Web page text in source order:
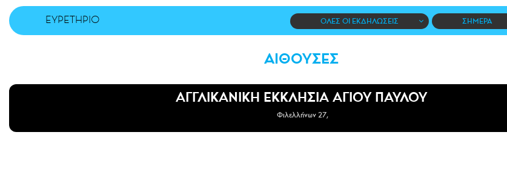
ΕΥΡΕΤΗΡΙΟ ΟΛΕΣ ΟΙ ΕΚΔΗΛΩΣΕΙΣ ΣΗΜΕΡΑ
ΑΙΘΟΥΣΕΣ
ΑΓΓΛΙΚΑΝΙΚΗ ΕΚΚΛΗΣΙΑ ΑΓΙΟΥ ΠΑΥΛΟΥ
Φιλελλήνων 27,